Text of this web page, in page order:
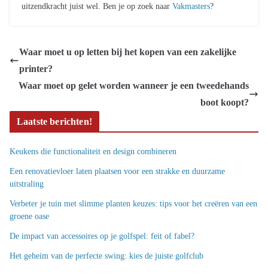
uitzendkracht juist wel. Ben je op zoek naar Vakmasters?
Waar moet u op letten bij het kopen van een zakelijke
printer?
Waar moet op gelet worden wanneer je een tweedehands
boot koopt?
Laatste berichten!
Keukens die functionaliteit en design combineren
Een renovatievloer laten plaatsen voor een strakke en duurzame
uitstraling
Verbeter je tuin met slimme planten keuzes: tips voor het creëren van een
groene oase
De impact van accessoires op je golfspel: feit of fabel?
Het geheim van de perfecte swing: kies de juiste golfclub